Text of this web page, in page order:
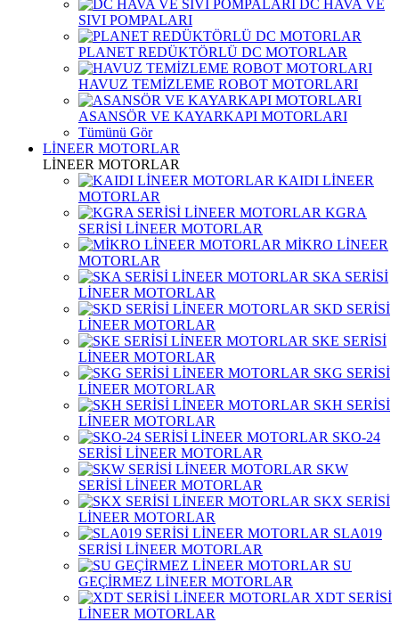
DC HAVA VE
SIVI POMPALARI
PLANET REDÜKTÖRLÜ DC MOTORLAR
HAVUZ TEMİZLEME ROBOT MOTORLARI
ASANSÖR VE KAYARKAPI MOTORLARI
Tümünü Gör
LİNEER MOTORLAR
LİNEER MOTORLAR
KAIDI LİNEER
MOTORLAR
KGRA
SERİSİ LİNEER MOTORLAR
MİKRO LİNEER
MOTORLAR
SKA SERİSİ
LİNEER MOTORLAR
SKD SERİSİ
LİNEER MOTORLAR
SKE SERİSİ
LİNEER MOTORLAR
SKG SERİSİ
LİNEER MOTORLAR
SKH SERİSİ
LİNEER MOTORLAR
SKO-24
SERİSİ LİNEER MOTORLAR
SKW
SERİSİ LİNEER MOTORLAR
SKX SERİSİ
LİNEER MOTORLAR
SLA019
SERİSİ LİNEER MOTORLAR
SU
GEÇİRMEZ LİNEER MOTORLAR
XDT SERİSİ
LİNEER MOTORLAR